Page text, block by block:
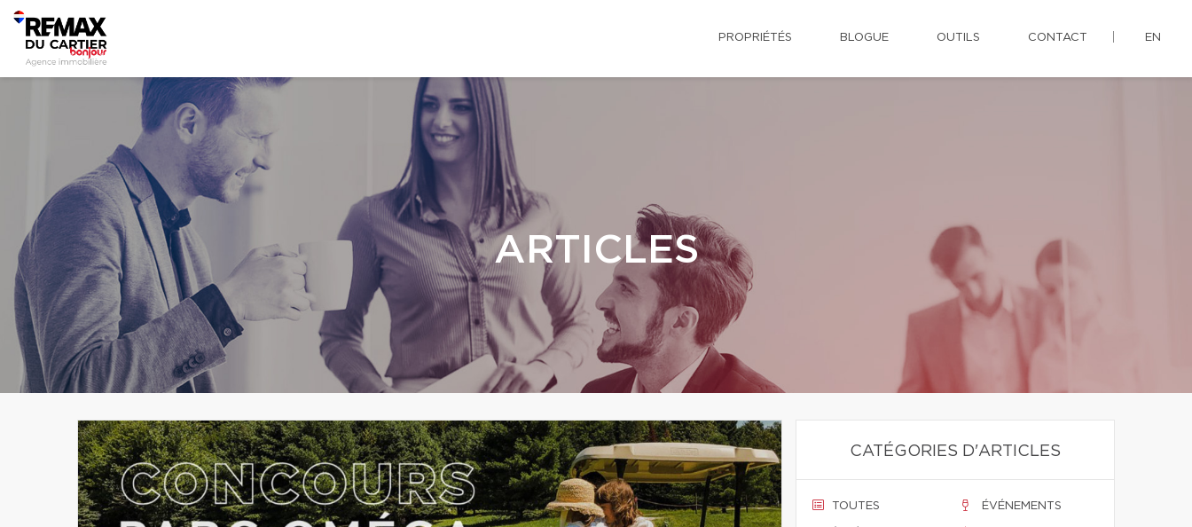
PROPRIÉTÉS BLOGUE OUTILS CONTACT EN
ARTICLES
CATÉGORIES D'ARTICLES
TOUTES ÉVÉNEMENTS